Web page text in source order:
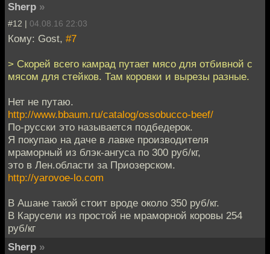
Sherp »
#12 | 04.08.16 22:03
Кому: Gost, #7
> Скорей всего камрад путает мясо для отбивной с
мясом для стейков. Там коровки и вырезы разные.
Нет не путаю.
http://www.bbaum.ru/catalog/ossobucco-beef/
По-русски это называется подбедерок.
Я покупаю на даче в лавке производителя
мраморный из блэк-ангуса по 300 руб/кг,
это в Лен.области за Приозерском.
http://yarovoe-lo.com
В Ашане такой стоит вроде около 350 руб/кг.
В Карусели из простой не мраморной коровы 254
руб/кг
Sherp »